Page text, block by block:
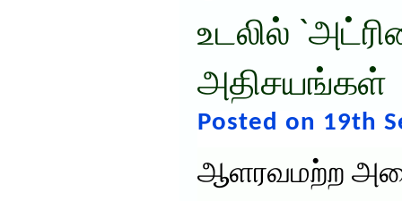
உடலில்
அதிசயங்கள்
Posted on 19th
ஆளரவமற்ற